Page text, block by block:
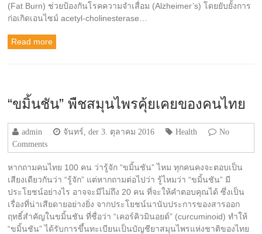
(Fat Burn) ช่วยป้องกันโรคความจำเสื่อม (Alzheimer’s) โดยยับยั้งการ
ก่อเกิดเอนไซม์ acetyl-cholinesterase…
Read more
“ขมิ้นชัน” พืชสมุนไพรคุ้ยเคยของคนไทย
admin จันทร์, der 3. ตุลาคม 2016 Health
No
Comments
หากถามคนไทย 100 คน ว่ารู้จัก “ขมิ้นชัน” ไหม ทุกคนคงจะตอบเป็น
เสียงเดียวกันว่า “รู้จัก” แต่หากถามต่อไปว่า รู้ไหมว่า “ขมิ้นชัน” มี
ประโยชน์อย่างไร อาจจะมีไม่ถึง 20 คน ที่จะให้คำตอบคุณได้ ซึ่งเป็น
เรื่องที่น่าเสียดายอย่างยิ่ง จากประโยชน์นานับประการของสารออก
ฤทธิ์สำคัญในขมิ้นชัน ที่ชื่อว่า “เคอร์คิวมินอยด์” (curcuminoid) ทำให้
“ขมิ้นชัน” ได้รับการขึ้นทะเบียนเป็นบัญชียาสมุนไพรแห่งชาติของไทย